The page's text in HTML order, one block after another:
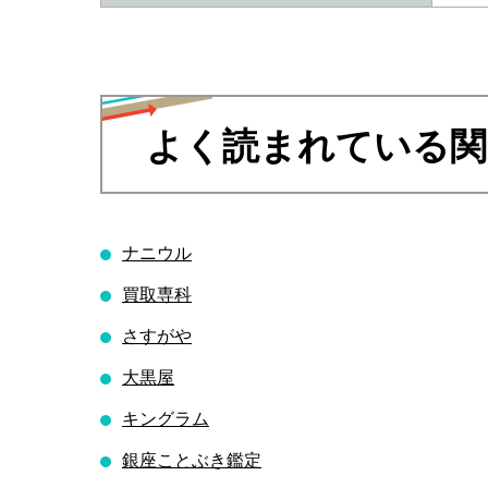
よく読まれている
ナニウル
買取専科
さすがや
大黒屋
キングラム
銀座ことぶき鑑定